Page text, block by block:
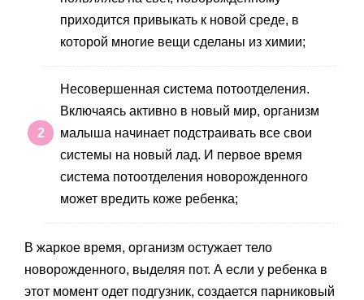
приходится привыкать к новой среде, в
которой многие вещи сделаны из химии;
Несовершенная система потоотделения.
Включаясь активно в новый мир, организм
малыша начинает подстраивать все свои
системы на новый лад. И первое время
система потоотделения новорожденного
может вредить коже ребенка;
В жаркое время, организм остужает тело
новорожденного, выделяя пот. А если у ребенка в
этот момент одет подгузник, создается парниковый